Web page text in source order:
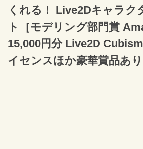
くれる！ Live2Dキャラク
ト［モデリング部門賞
15,000円分 Live2D
イセンスほか豪華賞品あり